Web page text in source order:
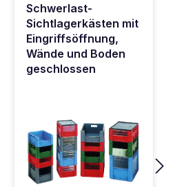
Schwerlast-
Sichtlagerkästen mit
Eingriffsöffnung,
Wände und Boden
geschlossen